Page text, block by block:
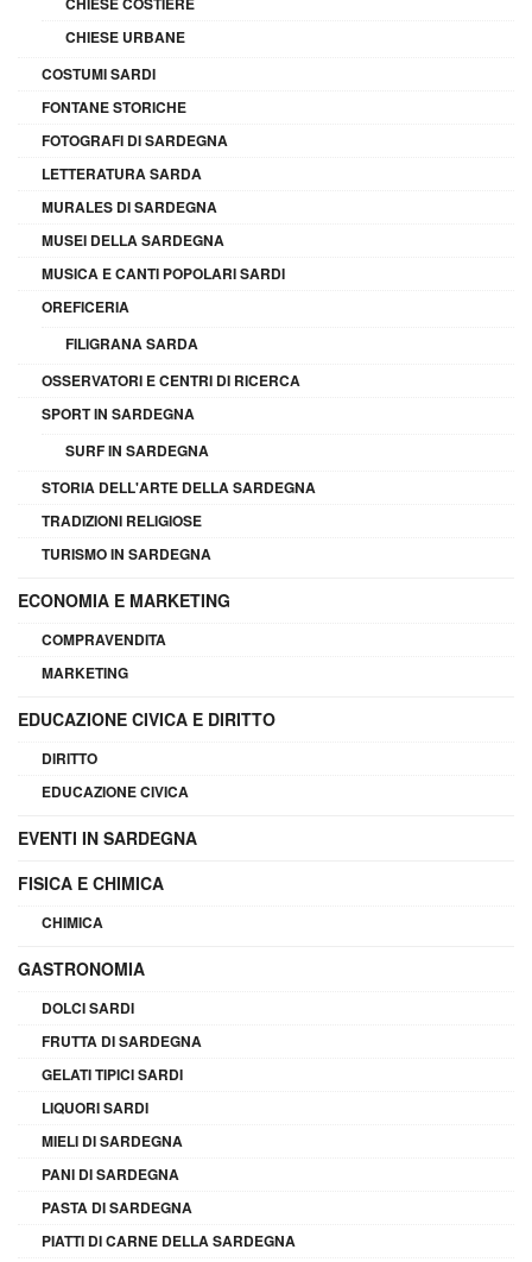
CHIESE URBANE
COSTUMI SARDI
FONTANE STORICHE
FOTOGRAFI DI SARDEGNA
LETTERATURA SARDA
MURALES DI SARDEGNA
MUSEI DELLA SARDEGNA
MUSICA E CANTI POPOLARI SARDI
OREFICERIA
FILIGRANA SARDA
OSSERVATORI E CENTRI DI RICERCA
SPORT IN SARDEGNA
SURF IN SARDEGNA
STORIA DELL'ARTE DELLA SARDEGNA
TRADIZIONI RELIGIOSE
TURISMO IN SARDEGNA
ECONOMIA E MARKETING
COMPRAVENDITA
MARKETING
EDUCAZIONE CIVICA E DIRITTO
DIRITTO
EDUCAZIONE CIVICA
EVENTI IN SARDEGNA
FISICA E CHIMICA
CHIMICA
GASTRONOMIA
DOLCI SARDI
FRUTTA DI SARDEGNA
GELATI TIPICI SARDI
LIQUORI SARDI
MIELI DI SARDEGNA
PANI DI SARDEGNA
PASTA DI SARDEGNA
PIATTI DI CARNE DELLA SARDEGNA